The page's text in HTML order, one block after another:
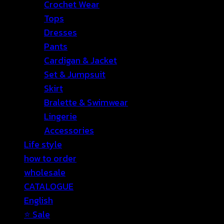
Crochet Wear
Tops
Dresses
Pants
Cardigan & Jacket
Set & Jumpsuit
Skirt
Bralette & Swimwear
Lingerie
Accessories
Life style
how to order
wholesale
CATALOGUE
English
⭐ Sale